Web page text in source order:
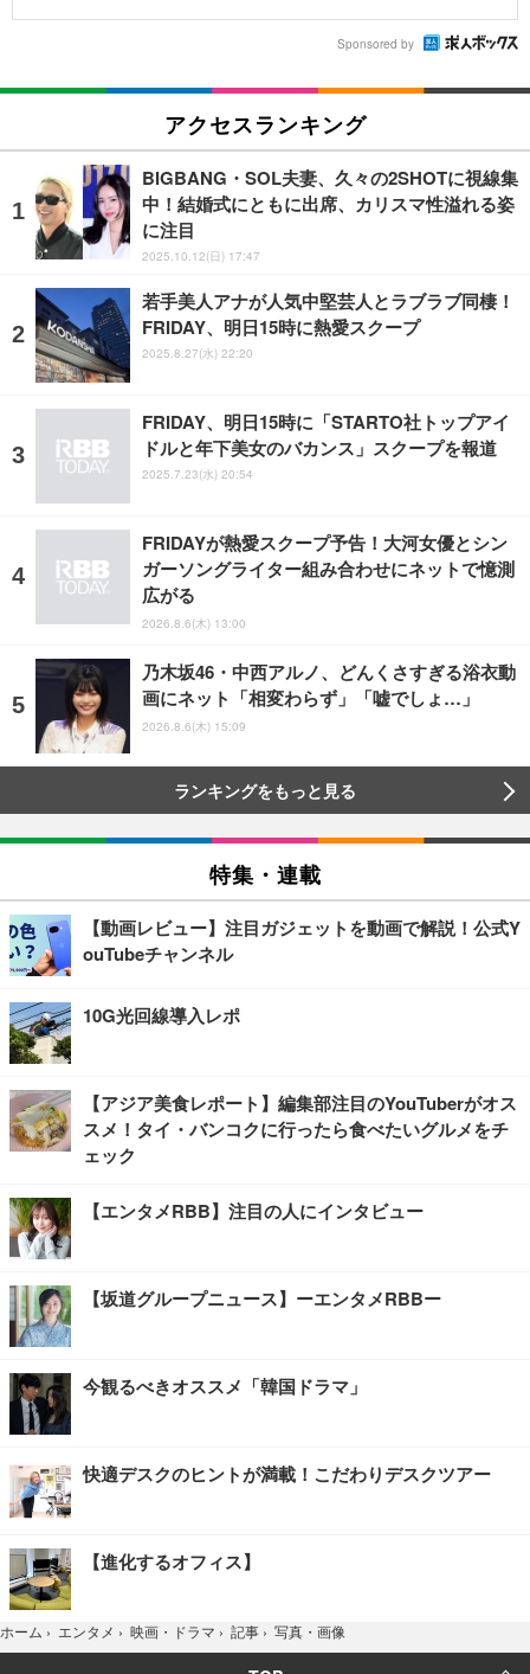
Sponsored by
アクセスランキング
BIGBANG・SOL夫妻、久々の2SHOTに視線集
中！結婚式にともに出席、カリスマ性溢れる姿
に注目
2025.10.12(日) 17:47
若手美人アナが人気中堅芸人とラブラブ同棲！
FRIDAY、明日15時に熱愛スクープ
2025.8.27(水) 22:20
FRIDAY、明日15時に「STARTO社トップアイ
ドルと年下美女のバカンス」スクープを報道
2025.7.23(水) 20:54
FRIDAYが熱愛スクープ予告！大河女優とシン
ガーソングライター組み合わせにネットで憶測
広がる
2026.8.6(木) 13:00
乃木坂46・中西アルノ、どんくさすぎる浴衣動
画にネット「相変わらず」「嘘でしょ…」
2026.8.6(木) 15:09
ランキングをもっと見る
特集・連載
【動画レビュー】注目ガジェットを動画で解説！公式Y
ouTubeチャンネル
10G光回線導入レポ
【アジア美食レポート】編集部注目のYouTuberがオス
スメ！タイ・バンコクに行ったら食べたいグルメをチ
ェック
【エンタメRBB】注目の人にインタビュー
【坂道グループニュース】ーエンタメRBBー
今観るべきオススメ「韓国ドラマ」
快適デスクのヒントが満載！こだわりデスクツアー
【進化するオフィス】
ホーム › エンタメ › 映画・ドラマ › 記事 › 写真・画像